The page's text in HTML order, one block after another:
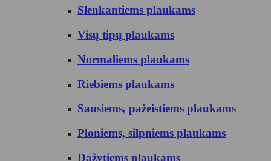
Slenkantiems plaukams
Visų tipų plaukams
Normaliems plaukams
Riebiems plaukams
Sausiems, pažeistiems plaukams
Ploniems, silpniems plaukams
Dažytiems plaukams